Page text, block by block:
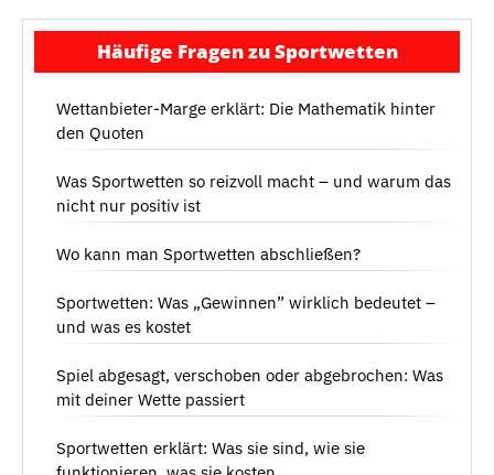
Häufige Fragen zu Sportwetten
Wettanbieter-Marge erklärt: Die Mathematik hinter
den Quoten
Was Sportwetten so reizvoll macht – und warum das
nicht nur positiv ist
Wo kann man Sportwetten abschließen?
Sportwetten: Was „Gewinnen” wirklich bedeutet –
und was es kostet
Spiel abgesagt, verschoben oder abgebrochen: Was
mit deiner Wette passiert
Sportwetten erklärt: Was sie sind, wie sie